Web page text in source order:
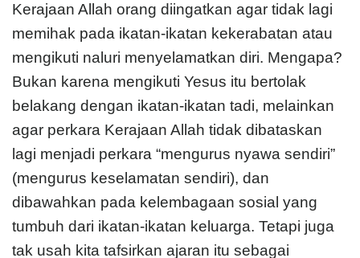
Kerajaan Allah orang diingatkan agar tidak lagi
memihak pada ikatan-ikatan kekerabatan atau
mengikuti naluri menyelamatkan diri. Mengapa?
Bukan karena mengikuti Yesus itu bertolak
belakang dengan ikatan-ikatan tadi, melainkan
agar perkara Kerajaan Allah tidak dibataskan
lagi menjadi perkara “mengurus nyawa sendiri”
(mengurus keselamatan sendiri), dan
dibawahkan pada kelembagaan sosial yang
tumbuh dari ikatan-ikatan keluarga. Tetapi juga
tak usah kita tafsirkan ajaran itu sebagai